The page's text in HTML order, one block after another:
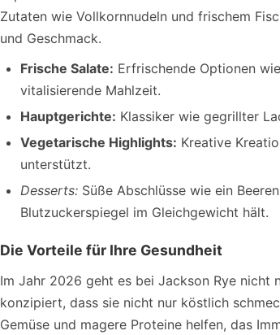
Zutaten wie Vollkornnudeln und frischem
und Geschmack.
Frische Salate: Erfrischende Optionen
vitalisierende Mahlzeit.
Hauptgerichte: Klassiker wie gegrillter
Vegetarische Highlights: Kreative
unterstützt.
Desserts: Süße Abschlüsse wie ein
Blutzuckerspiegel im Gleichgewicht hält.
Die Vorteile für Ihre Gesundheit
Im Jahr 2026 geht es bei Jackson Rye nicht
konzipiert, dass sie nicht nur köstlich
Gemüse und magere Proteine helfen, das